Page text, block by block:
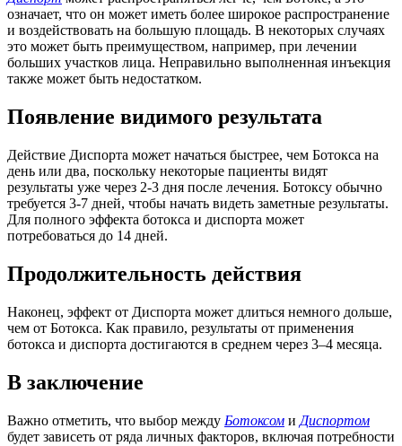
означает, что он может иметь более широкое распространение
и воздействовать на большую площадь. В некоторых случаях
это может быть преимуществом, например, при лечении
больших участков лица. Неправильно выполненная инъекция
также может быть недостатком.
Появление видимого результата
Действие Диспорта может начаться быстрее, чем Ботокса на
день или два, поскольку некоторые пациенты видят
результаты уже через 2-3 дня после лечения. Ботоксу обычно
требуется 3-7 дней, чтобы начать видеть заметные результаты.
Для полного эффекта ботокса и диспорта может
потребоваться до 14 дней.
Продолжительность действия
Наконец, эффект от Диспорта может длиться немного дольше,
чем от Ботокса. Как правило, результаты от применения
ботокса и диспорта достигаются в среднем через 3–4 месяца.
В заключение
Важно отметить, что выбор между Ботоксом и Диспортом
будет зависеть от ряда личных факторов, включая потребности